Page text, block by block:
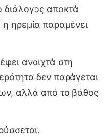
διάλογος αποκτά
ηρεμία παραμένει
ανοιχτά στη
δεν παράγεται
αλλά από το βάθος